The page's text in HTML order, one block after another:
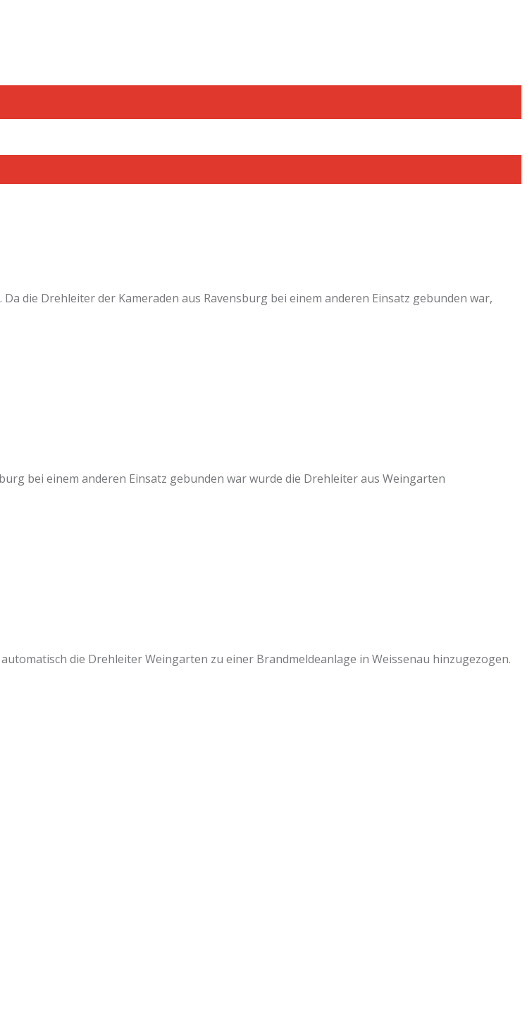
die Drehleiter der Kameraden aus Ravensburg bei einem anderen Einsatz gebunden war,
bei einem anderen Einsatz gebunden war wurde die Drehleiter aus Weingarten
die Drehleiter Weingarten zu einer Brandmeldeanlage in Weissenau hinzugezogen.